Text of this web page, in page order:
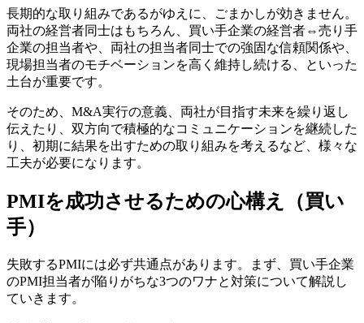
長期的な取り組みであるがゆえに、ごまかしが効きません。
両社の経営者同士はもちろん、買い手企業の経営者⇔売り手
企業の担当者や、両社の担当者同士での強固な信頼関係や、
現場担当者のモチベーションを高く維持し続ける、といった
土台が重要です。
そのため、M&A実行の意義、両社が目指す未来を繰り返し
伝えたり、双方向で積極的なコミュニケーションを継続した
り、初期に結果を出すための取り組みを考えるなど、様々な
工夫が必要になります。
PMIを成功させるための心構え（買い
手）
失敗するPMIには必ず共通点があります。まず、買い手企業
のPMI担当者が陥りがちな3つのワナと対策について解説し
ていきます。